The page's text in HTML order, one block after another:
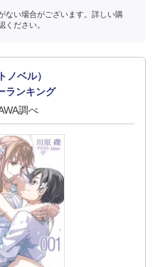
ない場合がございます。詳しい購
ください。
ノベル）
ランキング
調べ